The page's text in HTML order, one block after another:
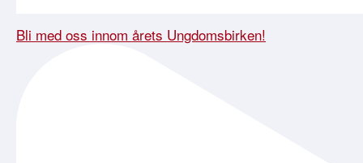
Bli med oss innom årets Ungdomsbirken!